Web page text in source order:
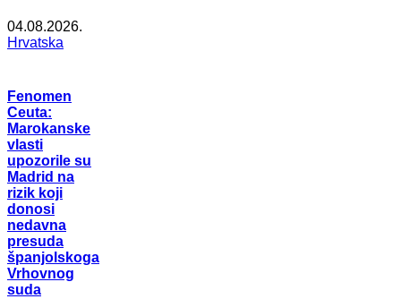
04.08.2026.
Hrvatska
Fenomen
Ceuta:
Marokanske
vlasti
upozorile su
Madrid na
rizik koji
donosi
nedavna
presuda
španjolskoga
Vrhovnog
suda